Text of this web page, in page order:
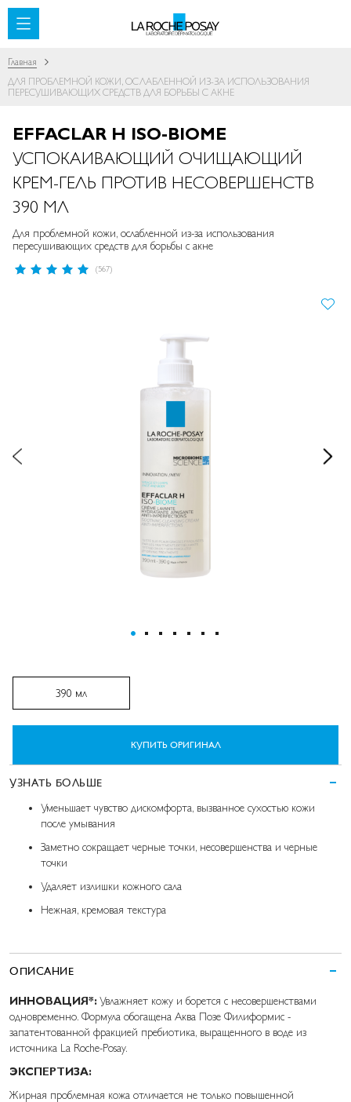
SKIP TO CONTENT
Главная
ДЛЯ ПРОБЛЕМНОЙ КОЖИ, ОСЛАБЛЕННОЙ ИЗ-ЗА ИСПОЛЬЗОВАНИЯ
ПЕРЕСУШИВАЮЩИХ СРЕДСТВ ДЛЯ БОРЬБЫ С АКНЕ
390 мл
КУПИТЬ ОРИГИНАЛ
EFFACLAR H ISO-BIOME
УСПОКАИВАЮЩИЙ ОЧИЩАЮЩИЙ
КРЕМ-ГЕЛЬ ПРОТИВ НЕСОВЕРШЕНСТВ
390 МЛ
Для проблемной кожи, ослабленной из-за использования
пересушивающих средств для борьбы с акне
Рейтинг:
(567)
УЗНАТЬ БОЛЬШЕ
Уменьшает чувство дискомфорта, вызванное сухостью кожи
после умывания
Заметно сокращает черные точки, несовершенства и черные
точки
Удаляет излишки кожного сала
Нежная, кремовая текстура
ОПИСАНИЕ
ИННОВАЦИЯ*:Увлажняет кожу и борется с несовершенствами
одновременно. Формула обогащена Аква Позе Филиформис -
запатентованной фракцией пребиотика, выращенного в воде из
источника La Roche-Posay.
ЭКСПЕРТИЗА:
Жирная проблемная кожа отличается не только повышенной